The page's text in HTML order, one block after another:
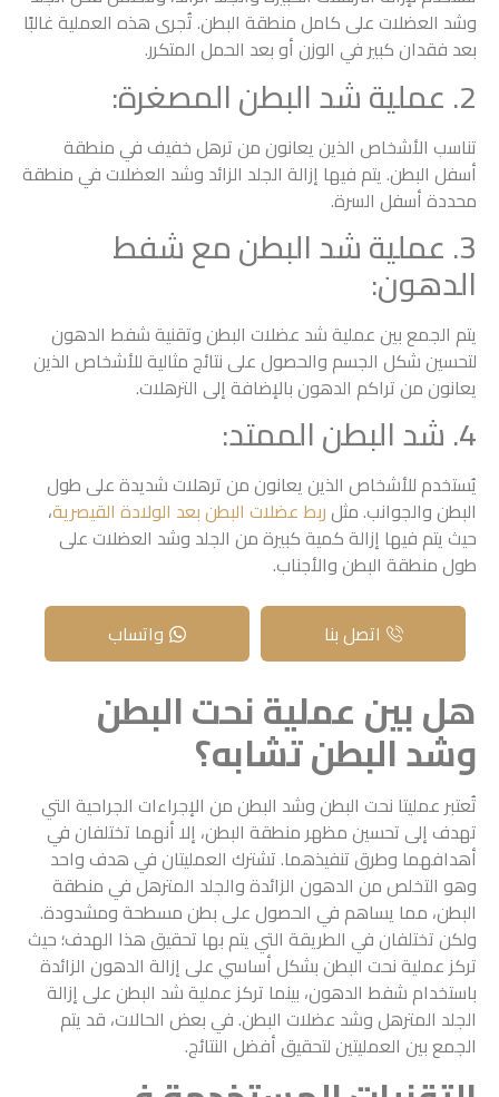
وشد العضلات على كامل منطقة البطن. تُجرى هذه العملية غالبًا
بعد فقدان كبير في الوزن أو بعد الحمل المتكرر.
2. عملية شد البطن المصغرة:
تناسب الأشخاص الذين يعانون من ترهل خفيف في منطقة
أسفل البطن. يتم فيها إزالة الجلد الزائد وشد العضلات في منطقة
محددة أسفل السرة.
3. عملية شد البطن مع شفط
الدهون:
يتم الجمع بين عملية شد عضلات البطن وتقنية شفط الدهون
لتحسين شكل الجسم والحصول على نتائج مثالية للأشخاص الذين
يعانون من تراكم الدهون بالإضافة إلى الترهلات.
4. شد البطن الممتد:
يُستخدم للأشخاص الذين يعانون من ترهلات شديدة على طول
البطن والجوانب. مثلربط عضلات البطن بعد الولادة القيصرية،
حيث يتم فيها إزالة كمية كبيرة من الجلد وشد العضلات على
طول منطقة البطن والأجناب.
اتصل بنا واتساب
هل بين عملية نحت البطن
وشد البطن تشابه؟
تُعتبر عمليتا نحت البطن وشد البطن من الإجراءات الجراحية التي
تهدف إلى تحسين مظهر منطقة البطن، إلا أنهما تختلفان في
أهدافهما وطرق تنفيذهما. تشترك العمليتان في هدف واحد
وهو التخلص من الدهون الزائدة والجلد المترهل في منطقة
البطن، مما يساهم في الحصول على بطن مسطحة ومشدودة.
ولكن تختلفان في الطريقة التي يتم بها تحقيق هذا الهدف؛ حيث
تركز عملية نحت البطن بشكل أساسي على إزالة الدهون الزائدة
باستخدام شفط الدهون، بينما تركز عملية شد البطن على إزالة
الجلد المترهل وشد عضلات البطن. في بعض الحالات، قد يتم
الجمع بين العمليتين لتحقيق أفضل النتائج.